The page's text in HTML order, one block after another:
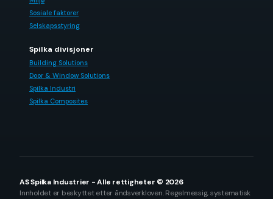
Sosiale faktorer
Selskapsstyring
Spilka divisjoner
Building Solutions
Door & Window Solutions
Spilka Industri
Spilka Composites
AS Spilka Industrier - Alle rettigheter © 2026
Innholdet er beskyttet etter åndsverkloven. Regelmessig, systematisk